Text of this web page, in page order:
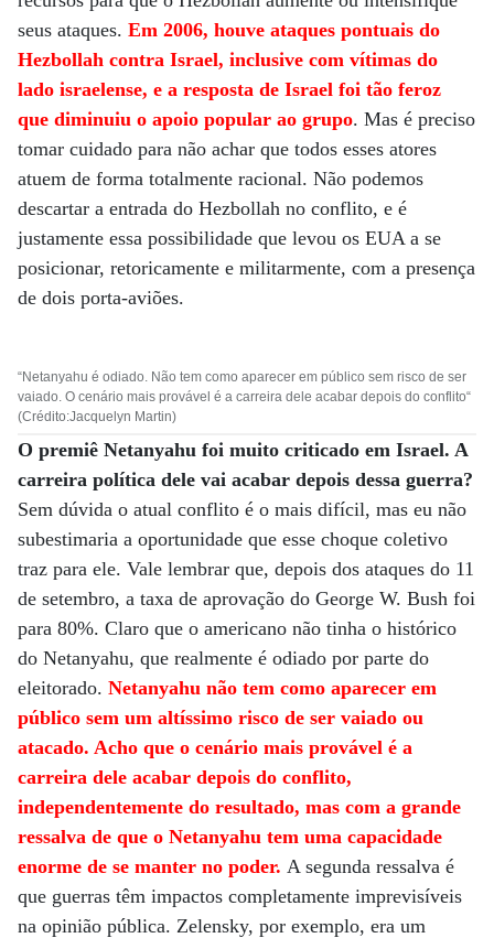
seus ataques. Em 2006, houve ataques pontuais do
Hezbollah contra Israel, inclusive com vítimas do
lado israelense, e a resposta de Israel foi tão feroz
que diminuiu o apoio popular ao grupo. Mas é preciso
tomar cuidado para não achar que todos esses atores
atuem de forma totalmente racional. Não podemos
descartar a entrada do Hezbollah no conflito, e é
justamente essa possibilidade que levou os EUA a se
posicionar, retoricamente e militarmente, com a presença
de dois porta-aviões.
“Netanyahu é odiado. Não tem como aparecer em público sem risco de ser
vaiado. O cenário mais provável é a carreira dele acabar depois do conflito“
(Crédito:Jacquelyn Martin)
O premiê Netanyahu foi muito criticado em Israel. A
carreira política dele vai acabar depois dessa guerra?
Sem dúvida o atual conflito é o mais difícil, mas eu não
subestimaria a oportunidade que esse choque coletivo
traz para ele. Vale lembrar que, depois dos ataques do 11
de setembro, a taxa de aprovação do George W. Bush foi
para 80%. Claro que o americano não tinha o histórico
do Netanyahu, que realmente é odiado por parte do
eleitorado. Netanyahu não tem como aparecer em
público sem um altíssimo risco de ser vaiado ou
atacado. Acho que o cenário mais provável é a
carreira dele acabar depois do conflito,
independentemente do resultado, mas com a grande
ressalva de que o Netanyahu tem uma capacidade
enorme de se manter no poder. A segunda ressalva é
que guerras têm impactos completamente imprevisíveis
na opinião pública. Zelensky, por exemplo, era um